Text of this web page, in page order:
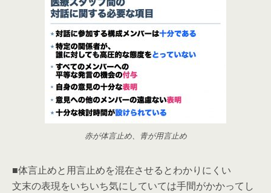
赤が体言止め、青が用言止め
■体言止めと用言止めを混在させるとわかりにくい
文末の表現をいちいち気にしていては手間がかかってし